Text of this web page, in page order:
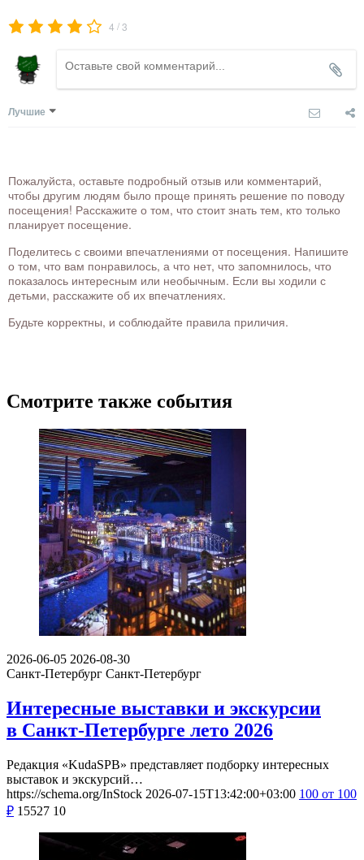
4 /3
Лучшие
Пожалуйста, оставьте подробный отзыв или комментарий,
чтобы другим людям было проще принять решение по поводу
посещения! Расскажите о том, что стоит знать тем, кто только
планирует посещение.
Поделитесь с своими впечатлениями от посещения. Напишите
о том, что вам понравилось, а что нет, что запомнилось, что
показалось интересным или необычным. Если вы ходили с
детьми, расскажите об их впечатлениях.
Будьте корректны, и соблюдайте правила приличия.
Смотрите также события
2026-06-05 2026-08-30
Санкт-Петербург Санкт-Петербург
Интересные выставки и экскурсии
в Санкт-Петербурге лето 2026
Редакция «KudaSPB» представляет подборку интересных
выставок и экскурсий…
https://schema.org/InStock 2026-07-15T13:42:00+03:00 100 от 100
₽ 15527 10